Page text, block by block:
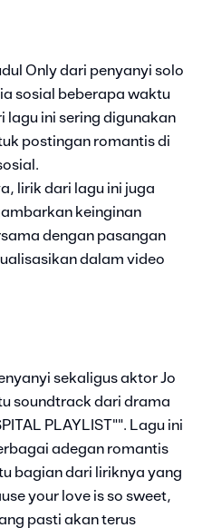
Only dari penyanyi solo
sosial beberapa waktu
lagu ini sering digunakan
postingan romantis di
lirik dari lagu ini juga
keinginan
dengan pasangan
dalam video
sekaligus aktor Jo
soundtrack dari drama
PLAYLIST"". Lagu ini
adegan romantis
bagian dari liriknya yang
your love is so sweet,
pasti akan terus